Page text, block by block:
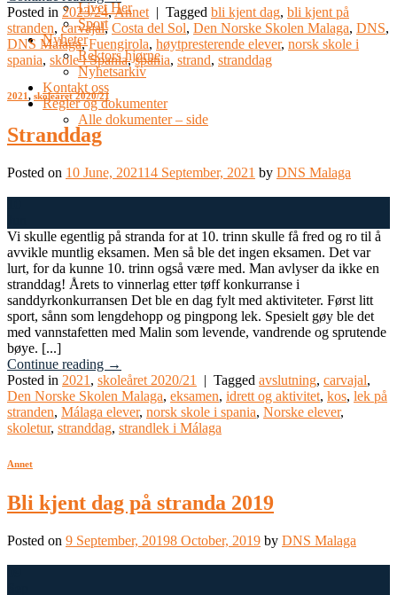
Livet Her
Sport
Nyheter
Rektors hjørne
Nyhetsarkiv
Kontakt oss
Regler og dokumenter
Alle dokumenter – side
Posted in 2023/24,Annet | Tagged bli kjent dag, bli kjent på
stranden, carvajal,Costa del Sol, Den Norske Skolen Malaga, DNS,
DNS Malaga,Fuengirola, høytpresterende elever, norsk skole i
spania, skole i Spania,spania, strand, stranddag
2021 , skoleåret 2020/21
Stranddag
Posted on 10 June, 202114 September, 2021 by DNS Malaga
Vi skulle egentlig på stranda for at 10. trinn skulle få fred og ro til å
avvikle muntlig eksamen. Men så ble det ingen eksamen. Det var
lurt, for da kunne 10. trinn også være med. Man avlyser da ikke en
stranddag! Årets to vinnerlag etter tøff konkurranse i
sanddyrkonkurransen Det ble en dag fylt med aktiviteter. Først litt
sport, sånn som lengdehopp og pingpong lek. Spesielt gøy ble det
med vannstafetten med Malin som levende, vandrende og sprutende
bøye. [...]
Continue reading →
Posted in 2021 , skoleåret 2020/21 | Tagged avslutning, carvajal,
Den Norske Skolen Malaga, eksamen, idrett og aktivitet, kos, lek på
stranden, Málaga elever, norsk skole i spania, Norske elever,
skoletur, stranddag, strandlek i Málaga
Annet
Bli kjent dag på stranda 2019
Posted on 9 September, 20198 October, 2019 by DNS Malaga